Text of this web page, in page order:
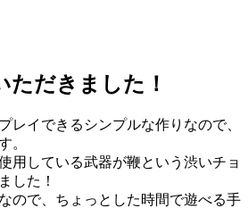
ただきました！
レイできるシンプルな作りなので、
。
用している武器が鞭という渋いチョ
した！
ので、ちょっとした時間で遊べる手